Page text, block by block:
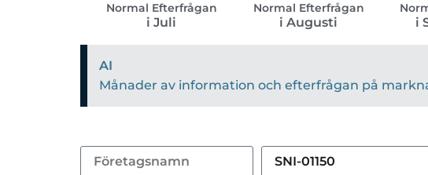
Normal Efterfrågan
i Juli
Normal Efterfrågan
i Augusti i
AI
Månader av information och efterfrågan på